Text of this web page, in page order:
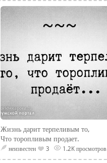
Жизнь дарит терпеливым то,
Что торопливым продает.
неизвестен 3 1.2K просмотров